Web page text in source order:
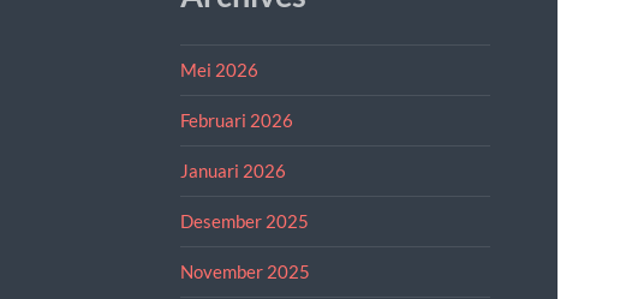
Mei 2026
Februari 2026
Januari 2026
Desember 2025
November 2025